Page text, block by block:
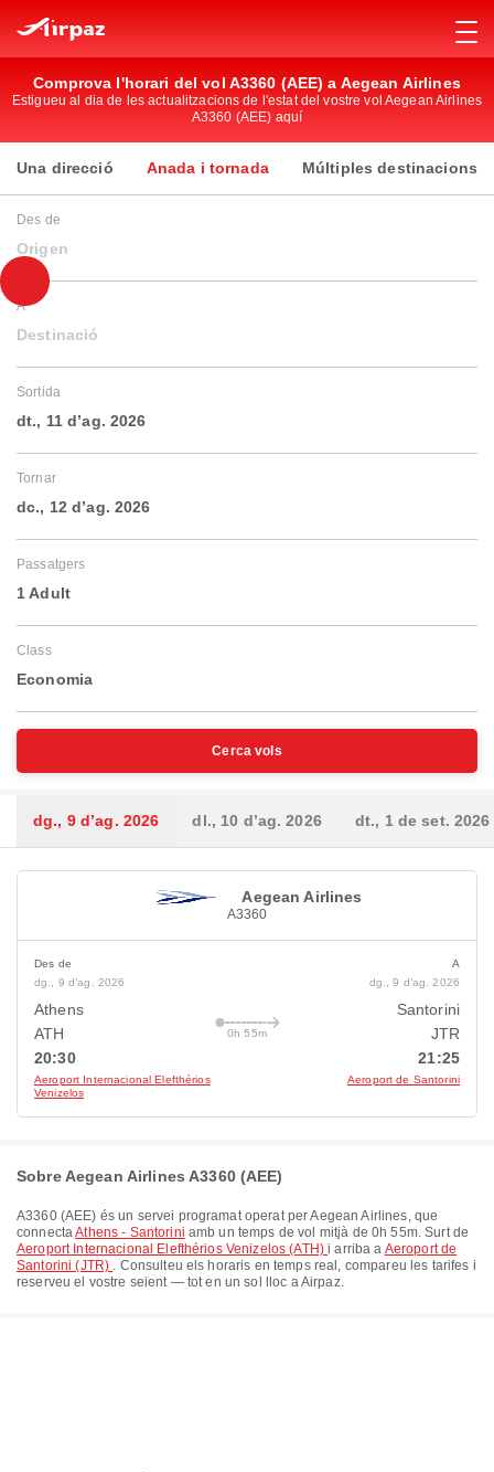
Comprova l'horari del vol A3360 (AEE) a Aegean Airlines
Estigueu al dia de les actualitzacions de l'estat del vostre vol Aegean Airlines
A3360 (AEE) aquí
Una direcció Anada i tornada Múltiples destinacions
Des de
Origen
A
Destinació
Sortida
dt., 11 d’ag. 2026
Tornar
dc., 12 d’ag. 2026
Passatgers
1 Adult
Class
Economia
Cerca vols
dg., 9 d’ag. 2026 dl., 10 d’ag. 2026 dt., 1 de set. 2026
Aegean Airlines
A3360
Des de
dg., 9 d’ag. 2026
Athens
ATH
20:30
Aeroport Internacional Elefthérios
Venizelos
0h 55m
A
dg., 9 d’ag. 2026
Santorini
JTR
21:25
Aeroport de Santorini
Sobre Aegean Airlines A3360 (AEE)
A3360(AEE) és un servei programat operat perAegean Airlines, que
connectaAthens - Santorini amb un temps de vol mitjà de 0h 55m. Surt de
Aeroport Internacional Elefthérios Venizelos (ATH)i arriba a Aeroport de
Santorini (JTR) . Consulteu els horaris en temps real, compareu les tarifes i
reserveu el vostre seient — tot en un sol lloc a Airpaz.